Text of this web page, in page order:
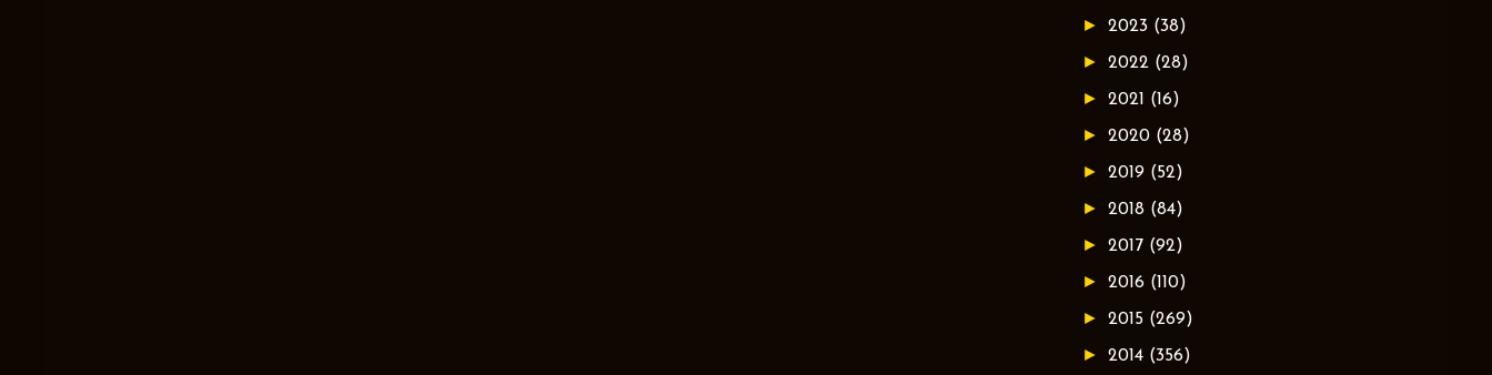
► 2023 (38)
► 2022 (28)
► 2021 (16)
► 2020 (28)
► 2019 (52)
► 2018 (84)
► 2017 (92)
► 2016 (110)
► 2015 (269)
► 2014 (356)